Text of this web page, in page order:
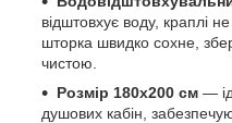
відштовхує воду, краплі
шторка швидко сохне,
чистою.
Розмір 180x200 см —
душових кабін,